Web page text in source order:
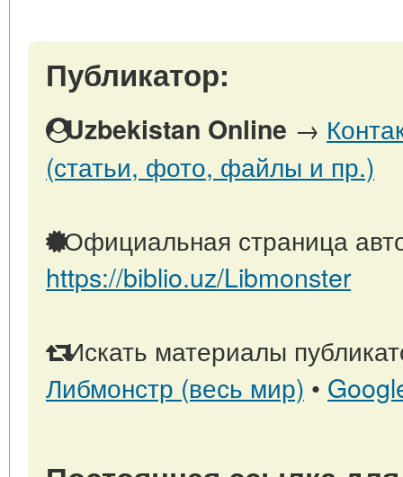
Публикатор:
Uzbekistan Online →
(статьи, фото, файлы и пр.)
Официальная страница
https://biblio.uz/Libmonster
Искать материалы
Либмонстр (весь мир) •